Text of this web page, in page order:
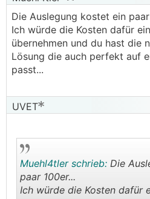
Die Auslegung kostet ein paar
Ich würde die Kosten dafür
übernehmen und du hast die
Lösung die auch perfekt auf
passt...
UVET
Muehl4tler schrieb: Die
paar 100er...
Ich würde die Kosten dafür